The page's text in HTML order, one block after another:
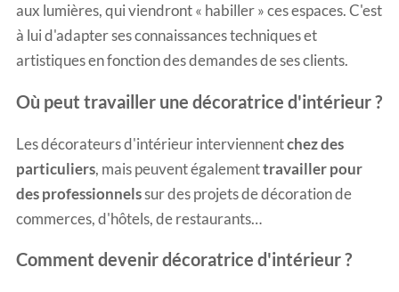
aux lumières, qui viendront « habiller » ces espaces. C'est
à lui d'adapter ses connaissances techniques et
artistiques en fonction des demandes de ses clients.
Où peut travailler une décoratrice d'intérieur ?
Les décorateurs d'intérieur interviennentchez des
particuliers, mais peuvent égalementtravailler pour
des professionnelssur des projets de décoration de
commerces, d'hôtels, de restaurants…
Comment devenir décoratrice d'intérieur ?